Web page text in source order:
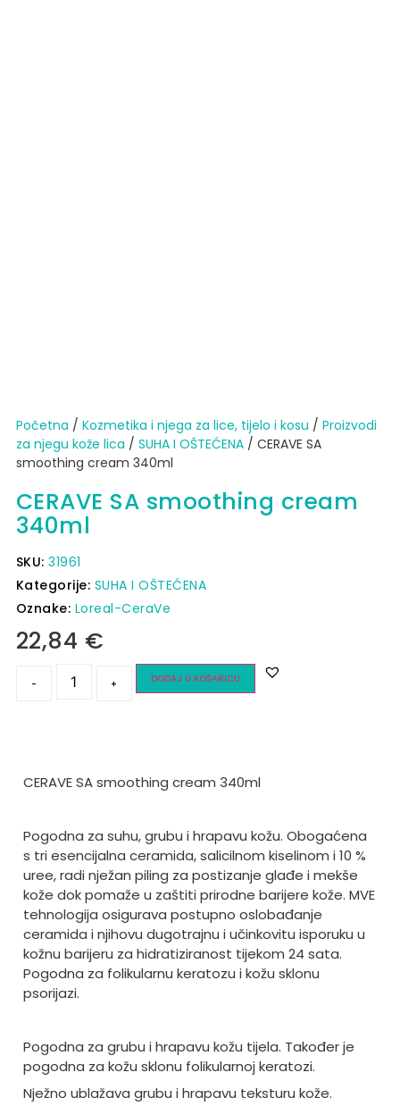
Početna / Kozmetika i njega za lice, tijelo i kosu / Proizvodi
za njegu kože lica / SUHA I OŠTEĆENA/ CERAVE SA
smoothing cream 340ml
CERAVE SA smoothing cream
340ml
SKU:31961
Kategorije: SUHA I OŠTEĆENA
Oznake: Loreal-CeraVe
22,84 €
- + DODAJ U KOŠARICU
CERAVE SA smoothing cream 340ml
Pogodna za suhu, grubu i hrapavu kožu. Obogaćena
s tri esencijalna ceramida, salicilnom kiselinom i 10 %
uree, radi nježan piling za postizanje glađe i mekše
kože dok pomaže u zaštiti prirodne barijere kože. MVE
tehnologija osigurava postupno oslobađanje
ceramida i njihovu dugotrajnu i učinkovitu isporuku u
kožnu barijeru za hidratiziranost tijekom 24 sata.
Pogodna za folikularnu keratozu i kožu sklonu
psorijazi.
Pogodna za grubu i hrapavu kožu tijela. Također je
pogodna za kožu sklonu folikularnoj keratozi.
Nježno ublažava grubu i hrapavu teksturu kože.